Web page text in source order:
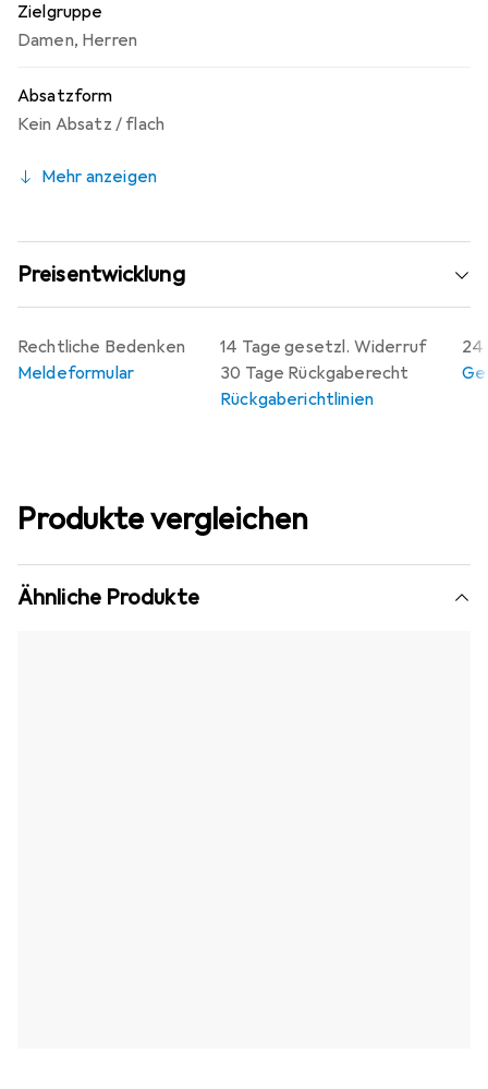
Zielgruppe
Damen, Herren
Absatzform
Kein Absatz / flach
Mehr anzeigen
Preisentwicklung
14 Tage gesetzl. Widerruf
30 Tage Rückgaberecht
Rückgaberichtlinien
24
Rechtliche Bedenken
Meldeformular
Produkte vergleichen
Ähnliche Produkte